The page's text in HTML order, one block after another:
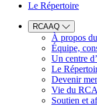
Le Répertoire
RCAAQ
À propos
Équipe,
Un centre
Le
Devenir
Vie du
Soutien et